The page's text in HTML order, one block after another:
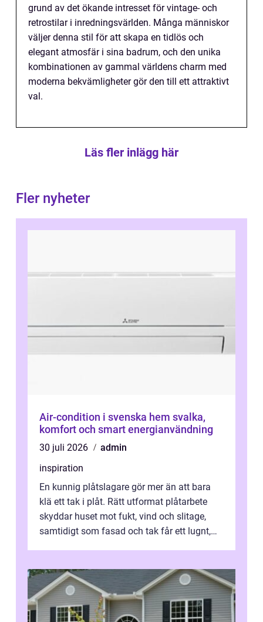
grund av det ökande intresset för vintage- och
retrostilar i inredningsvärlden. Många människor
väljer denna stil för att skapa en tidlös och
elegant atmosfär i sina badrum, och den unika
kombinationen av gammal världens charm med
moderna bekvämligheter gör den till ett attraktivt
val.
Läs fler inlägg här
Fler nyheter
Air-condition i svenska hem svalka,
komfort och smart energianvändning
30 juli 2026
admin
inspiration
En kunnig plåtslagare gör mer än att bara
klä ett tak i plåt. Rätt utformat plåtarbete
skyddar huset mot fukt, vind och slitage,
samtidigt som fasad och tak får ett lugnt,